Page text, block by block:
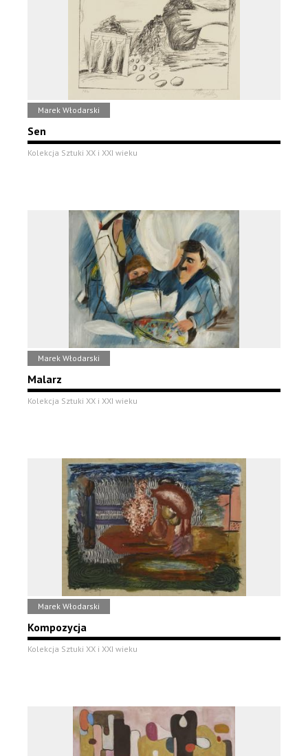
Marek Włodarski
Sen
Kolekcja Sztuki XX i XXI wieku
Marek Włodarski
Malarz
Kolekcja Sztuki XX i XXI wieku
Marek Włodarski
Kompozycja
Kolekcja Sztuki XX i XXI wieku